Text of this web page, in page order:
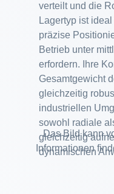
Das Bild kann
Informationen
verteilt und die
Lagertyp ist
präzise
Betrieb unter
erfordern. Ihre
Gesamtgewicht
gleichzeitig
industriellen
sowohl radiale
gleichzeitig
dynamischen